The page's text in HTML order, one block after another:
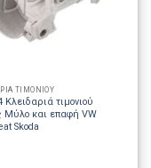
ΤΙΜΟΝΙΟΥ
Κλειδαριά τιμονιού
Μύλο και επαφή VW
Skoda